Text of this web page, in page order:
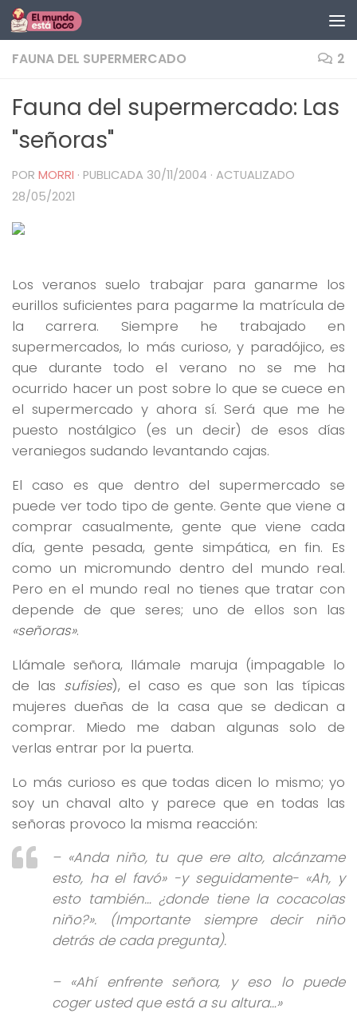
Saltar al contenido
FAUNA DEL SUPERMERCADO 2
Fauna del supermercado: Las
"señoras"
POR MORRI · PUBLICADA 30/11/2004 · ACTUALIZADO
28/05/2021
Los veranos suelo trabajar para ganarme los
eurillos suficientes para pagarme la matrícula de
la carrera. Siempre he trabajado en
supermercados, lo más curioso, y paradójico, es
que durante todo el verano no se me ha
ocurrido hacer un post sobre lo que se cuece en
el supermercado y ahora sí. Será que me he
puesto nostálgico (es un decir) de esos días
veraniegos sudando levantando cajas.
El caso es que dentro del supermercado se
puede ver todo tipo de gente. Gente que viene a
comprar casualmente, gente que viene cada
día, gente pesada, gente simpática, en fin. Es
como un micromundo dentro del mundo real.
Pero en el mundo real no tienes que tratar con
depende de que seres; uno de ellos son las
«señoras».
Llámale señora, llámale maruja (impagable lo
de las sufisies), el caso es que son las típicas
mujeres dueñas de la casa que se dedican a
comprar. Miedo me daban algunas solo de
verlas entrar por la puerta.
Lo más curioso es que todas dicen lo mismo; yo
soy un chaval alto y parece que en todas las
señoras provoco la misma reacción:
– «Anda niño, tu que ere alto, alcánzame
esto, ha el favó» -y seguidamente- «Ah, y
esto también… ¿donde tiene la cocacolas
niño?». (Importante siempre decir niño
detrás de cada pregunta).
– «Ahí enfrente señora, y eso lo puede
coger usted que está a su altura…»